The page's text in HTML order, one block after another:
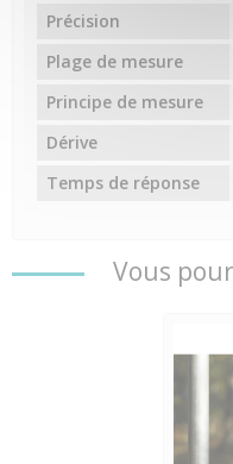
Précision
Plage de mesure
Principe de mesure
Dérive
Temps de réponse
Vous